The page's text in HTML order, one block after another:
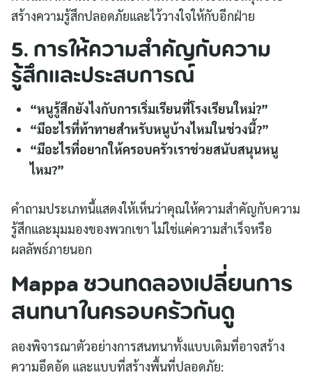
สร้างความรู้สึกปลอดภัยและไว้วางใจให้กับอีกฝ่าย
5. การให้ความสำคัญกับความ
รู้สึกและประสบการณ์
“หนูรู้สึกยังไงกับการเริ่มเรียนที่โรงเรียนใหม่?”
“มีอะไรที่ท้าทายสำหรับหนูบ้างไหมในช่วงนี้?”
“มีอะไรที่อยากให้ครอบครัวเราช่วยสนับสนุนหนู
ไหม?”
คำถามประเภทนี้แสดงให้เห็นว่าคุณให้ความสำคัญกับความ
รู้สึกและมุมมองของพวกเขา ไม่ใช่แค่ความสำเร็จหรือ
ผลลัพธ์ภายนอก
Mappa ชวนทดลองเปลี่ยนการ
สนทนาในครอบครัวกันดู
ลองพิจารณาตัวอย่างการสนทนาทั้งแบบเดิมที่อาจสร้าง
ความอึดอัด และแบบที่สร้างพื้นที่ปลอดภัย: